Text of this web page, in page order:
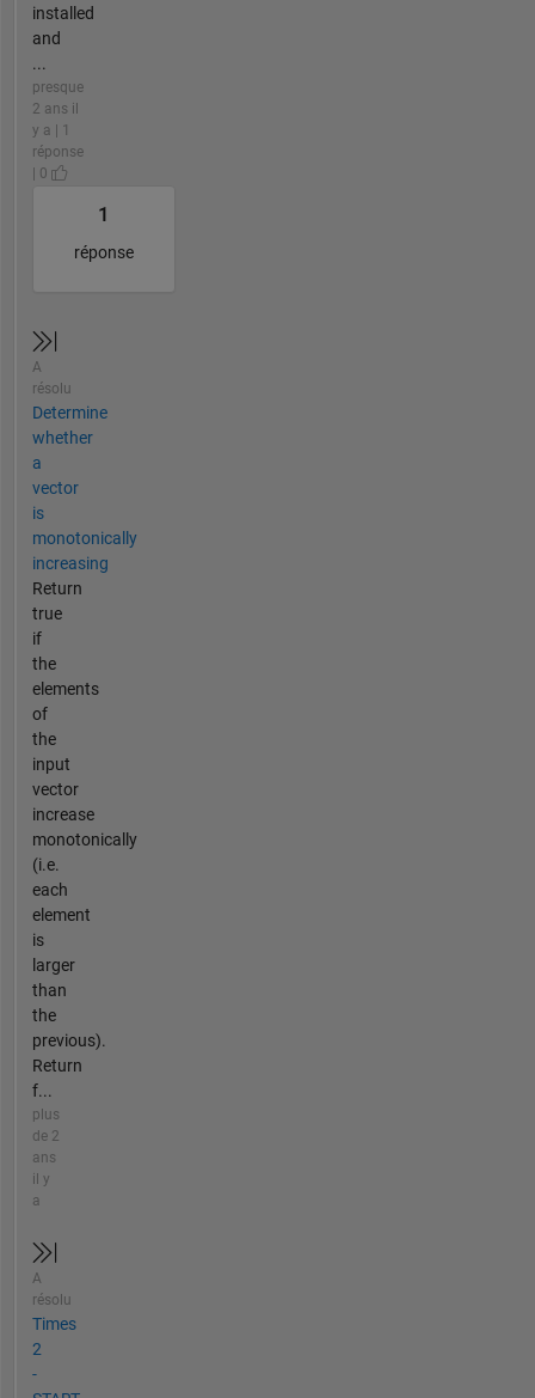
installed
and
...
presque
2 ans il
y a | 1
réponse
| 0
1
réponse
A
résolu
Determine
whether
a
vector
is
monotonically
increasing
Return
true
if
the
elements
of
the
input
vector
increase
monotonically
(i.e.
each
element
is
larger
than
the
previous).
Return
f...
plus
de 2
ans
il y
a
A
résolu
Times
2
-